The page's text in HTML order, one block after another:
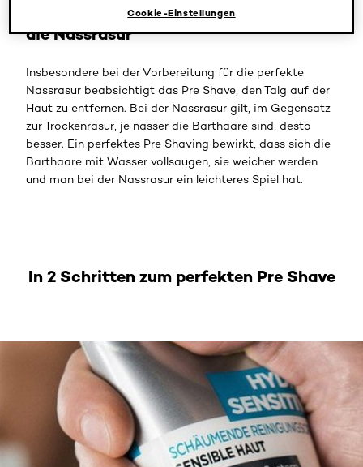
Pre Shave: Die richtige Anwendung für
die Nassrasur
Insbesondere bei der Vorbereitung für die perfekte
Nassrasur beabsichtigt das Pre Shave, den Talg auf der
Haut zu entfernen. Bei der Nassrasur gilt, im Gegensatz
zur Trockenrasur, je nasser die Barthaare sind, desto
besser. Ein perfektes Pre Shaving bewirkt, dass sich die
Barthaare mit Wasser vollsaugen, sie weicher werden
und man bei der Nassrasur ein leichteres Spiel hat.
In 2 Schritten zum perfekten Pre Shave
Cookie-Einstellungen